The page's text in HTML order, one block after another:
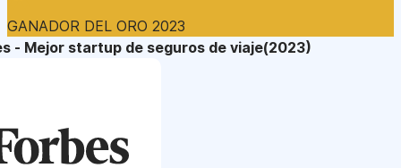
GANADOR DEL ORO 2023
- Mejor startup de seguros de viaje(2023)